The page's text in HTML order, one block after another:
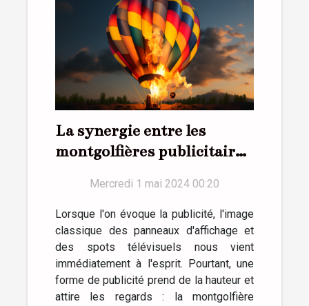
La synergie entre les
montgolfières publicitaires
Mercredi 1 mai 2024 00:20
Lorsque l'on évoque la publicité, l'image
classique des panneaux d'affichage et
des spots télévisuels nous vient
immédiatement à l'esprit. Pourtant, une
forme de publicité prend de la hauteur et
attire les regards : la montgolfière